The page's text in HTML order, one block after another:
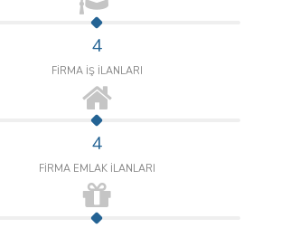
4
FİRMA İŞ İLANLARI
4
FİRMA EMLAK İLANLARI